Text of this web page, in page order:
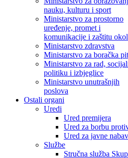
nauku, kulturu i sport
Ministarstvo za prostorno
uređenje, promet i
komunikacije i zaštitu
Ministarstvo zdravstva
Ministarstvo za boračka
Ministarstvo za rad,
politiku i izbjeglice
Ministarstvo unutrašnjih
poslova
Ostali organi
Uredi
Ured premijera
Ured za borbu
Ured za javne
Službe
Stručna služba